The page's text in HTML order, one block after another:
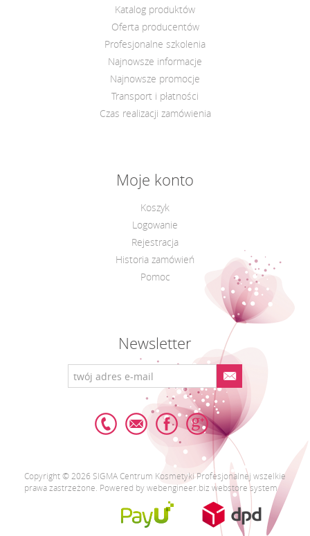
Katalog produktów
Oferta producentów
Profesjonalne szkolenia
Najnowsze informacje
Najnowsze promocje
Transport i płatności
Czas realizacji zamówienia
Moje konto
Koszyk
Logowanie
Rejestracja
Historia zamówień
Pomoc
Newsletter
Copyright © 2026 SIGMA Centrum Kosmetyki Profesjonalnej wszelkie
prawa zastrzeżone. Powered by webengineer.biz webstore system